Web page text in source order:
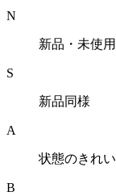
N
新品・未使
S
新品同様
A
状態のきれ
B